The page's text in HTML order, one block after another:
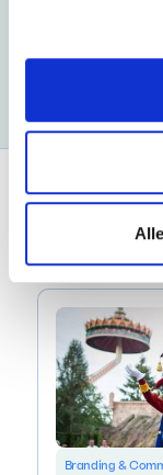
Head of
Branding &